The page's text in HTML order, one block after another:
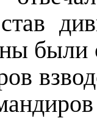
были